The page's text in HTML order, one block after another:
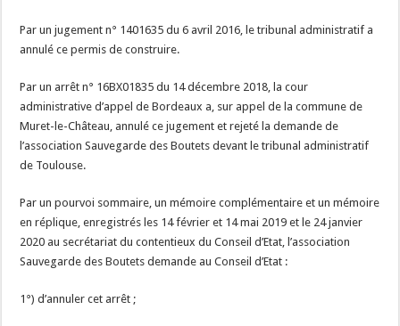
Par un jugement n° 1401635 du 6 avril 2016, le tribunal administratif a
annulé ce permis de construire.
Par un arrêt n° 16BX01835 du 14 décembre 2018, la cour
administrative d’appel de Bordeaux a, sur appel de la commune de
Muret-le-Château, annulé ce jugement et rejeté la demande de
l’association Sauvegarde des Boutets devant le tribunal administratif
de Toulouse.
Par un pourvoi sommaire, un mémoire complémentaire et un mémoire
en réplique, enregistrés les 14 février et 14 mai 2019 et le 24 janvier
2020 au secrétariat du contentieux du Conseil d’Etat, l’association
Sauvegarde des Boutets demande au Conseil d’Etat :
1°) d’annuler cet arrêt ;